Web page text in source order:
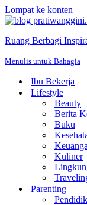
Lompat ke konten
Ruang Berbagi
Menulis untuk Bahagia
Ibu Bekerja
Lifestyle
Beauty
Berita
Buku
Kuliner
Parenting